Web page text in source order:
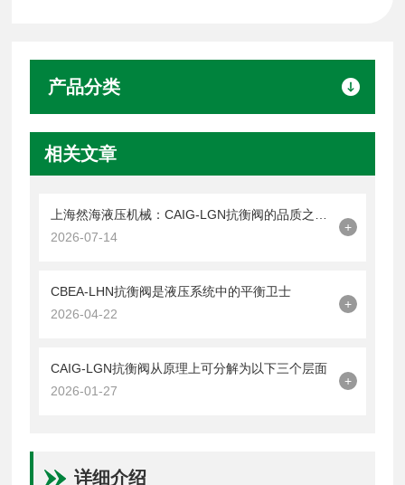
产品分类
相关文章
2026-07-14
+
CBEA-LHN抗衡阀是液压系统中的平衡卫士
2026-04-22
+
CAIG-LGN抗衡阀从原理上可分解为以下三个层面
2026-01-27
+
详细介绍